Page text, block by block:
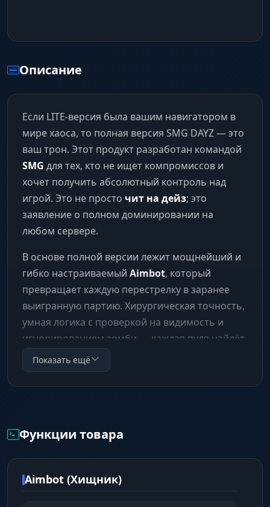
Описание
Если LITE-версия была вашим навигатором в
мире хаоса, то полная версия SMG DAYZ — это
ваш трон. Этот продукт разработан командой
SMG для тех, кто не ищет компромиссов и
хочет получить абсолютный контроль над
игрой. Это не просто чит на дейз; это
заявление о полном доминировании на
любом сервере.
В основе полной версии лежит мощнейший и
гибко настраиваемый Aimbot, который
превращает каждую перестрелку в заранее
выигранную партию. Хирургическая точность,
умная логика с проверкой на видимость и
игнорированием зомби — каждая пуля найдёт
свою цель. Но это лишь вершина айсберга.
Полная версия превращает мир DayZ в вашу
личную песочницу.
Мощный Aimbot:
тотального превосходства в PvP.
Показать ещё
Функции товара
Aimbot (Хищник)